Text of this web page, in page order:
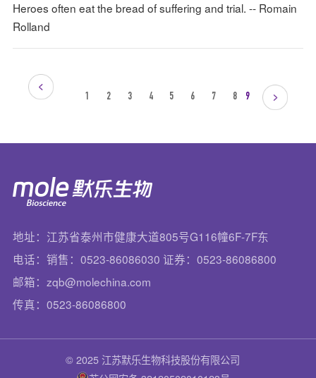
Heroes often eat the bread of suffering and trial. -- Romain
Rolland
1 2 3 4 5 6 7 8 9
地址：江苏省泰州市健康大道805号G116幢6F-7F东
电话：销售：0523-86086030 证券：0523-86086800
邮箱：zqb@molechina.com
传真：0523-86086800
© 2025 江苏默乐生物科技股份有限公司